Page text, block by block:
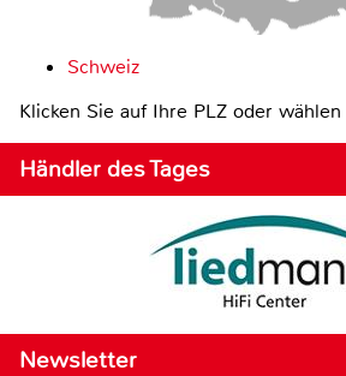
Schweiz
Klicken Sie auf Ihre PLZ oder
Händler des Tages
Newsletter